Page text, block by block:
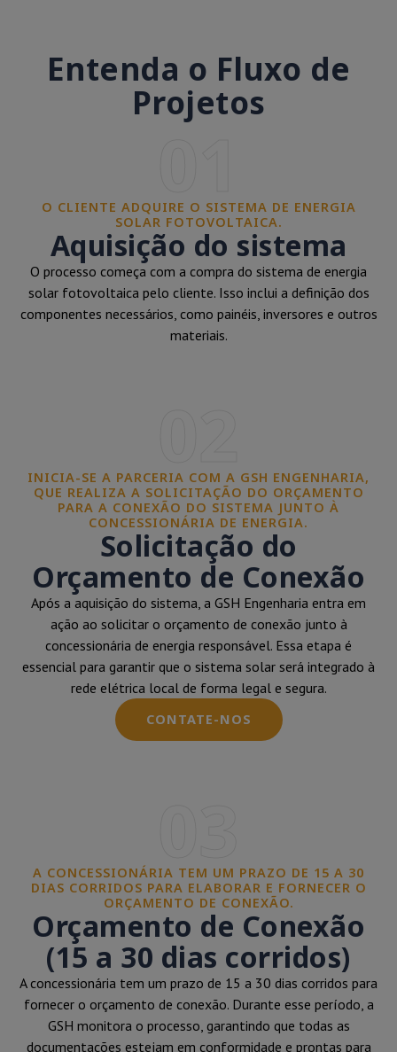
Entenda o Fluxo de
Projetos
O CLIENTE ADQUIRE O SISTEMA DE ENERGIA
SOLAR FOTOVOLTAICA.
Aquisição do sistema
O processo começa com a compra do sistema de energia
solar fotovoltaica pelo cliente. Isso inclui a definição dos
componentes necessários, como painéis, inversores e outros
materiais.
INICIA-SE A PARCERIA COM A GSH ENGENHARIA,
QUE REALIZA A SOLICITAÇÃO DO ORÇAMENTO
PARA A CONEXÃO DO SISTEMA JUNTO À
CONCESSIONÁRIA DE ENERGIA.
Solicitação do
Orçamento de Conexão
Após a aquisição do sistema, a GSH Engenharia entra em
ação ao solicitar o orçamento de conexão junto à
concessionária de energia responsável. Essa etapa é
essencial para garantir que o sistema solar será integrado à
rede elétrica local de forma legal e segura.
CONTATE-NOS
A CONCESSIONÁRIA TEM UM PRAZO DE 15 A 30
DIAS CORRIDOS PARA ELABORAR E FORNECER O
ORÇAMENTO DE CONEXÃO.
Orçamento de Conexão
(15 a 30 dias corridos)
A concessionária tem um prazo de 15 a 30 dias corridos para
fornecer o orçamento de conexão. Durante esse período, a
GSH monitora o processo, garantindo que todas as
documentações estejam em conformidade e prontas para